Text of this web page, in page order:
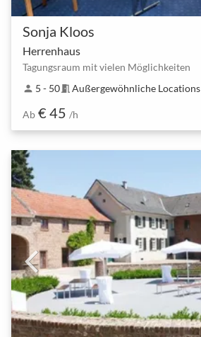
Sonja Kloos
Herrenhaus
Tagungsraum mit vielen Möglichkeiten
person 5 - 50meeting_room Außergewöhnliche Locations
Ab € 45 /h